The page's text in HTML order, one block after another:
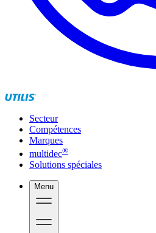
Secteur
Compétences
Marques
multidec®
Solutions spéciales
Menu